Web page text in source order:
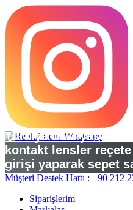
Türkiye’deki yasal
kontakt lensler
girişi yaparak sepet
yükleyebilirsiniz.
Müşteri Destek Hattı : +90 212
Siparişlerim